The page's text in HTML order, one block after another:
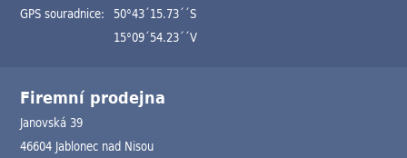
GPS souradnice: 50°43´15.73´´S
15°09´54.23´´V
Firemní prodejna
Janovská 39
46604 Jablonec nad Nisou